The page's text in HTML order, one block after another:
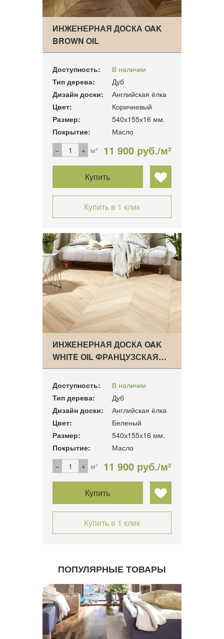
ИНЖЕНЕРНАЯ ДОСКА OAK
BROWN OIL
ФРАНЦУЗСКАЯ…
Доступность:
В наличии
Тип дерева:
Дуб
Дизайн доски:
Английская ёлка
Цвет:
Коричневый
Размер:
540х155х16 мм.
Покрытие:
Масло
м²
11 900 руб./м²
Купить
Купить в 1 клик
ИНЖЕНЕРНАЯ ДОСКА OAK
WHITE OIL ФРАНЦУЗСКАЯ…
Доступность:
В наличии
Тип дерева:
Дуб
Дизайн доски:
Английская ёлка
Цвет:
Беленый
Размер:
540х155х16 мм.
Покрытие:
Масло
м²
11 900 руб./м²
Купить
Купить в 1 клик
ПОПУЛЯРНЫЕ ТОВАРЫ